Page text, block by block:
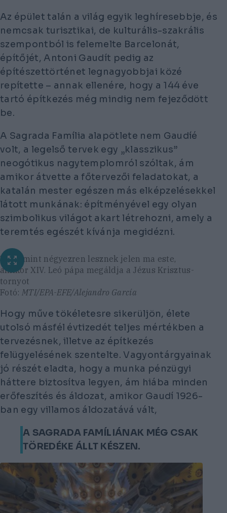
Az épület talán a világ egyik leghíresebbje, és
nemcsak turisztikai, de kulturális-szakrális
szempontból is felemelte Barcelonát,
építőjét, Antoni Gaudít pedig az
építészettörténet legnagyobbjai közé
repítette – annak ellenére, hogy a 144 éve
tartó építkezés még mindig nem fejeződött
be.
A Sagrada Família alapötlete nem Gaudíé
volt, a legelső tervek egy „klasszikus”
neogótikus nagytemplomról szóltak, ám
amikor átvette a főtervezői feladatokat, a
katalán mester egészen más elképzelésekkel
látott munkának: építményével egy olyan
szimbolikus világot akart létrehozni, amely a
teremtés egészét kívánja megidézni.
Több mint négyezren lesznek jelen ma este,
amikor XIV. Leó pápa megáldja a Jézus Krisztus-
tornyot
Fotó: MTI/EPA-EFE/Alejandro García
Hogy műve tökéletesre sikerüljön, élete
utolsó másfél évtizedét teljes mértékben a
tervezésnek, illetve az építkezés
felügyelésének szentelte. Vagyontárgyainak
jó részét eladta, hogy a munka pénzügyi
háttere biztosítva legyen, ám hiába minden
erőfeszítés és áldozat, amikor Gaudí 1926-
ban egy villamos áldozatává vált,
A SAGRADA FAMÍLIÁNAK MÉG CSAK
TÖREDÉKE ÁLLT KÉSZEN.